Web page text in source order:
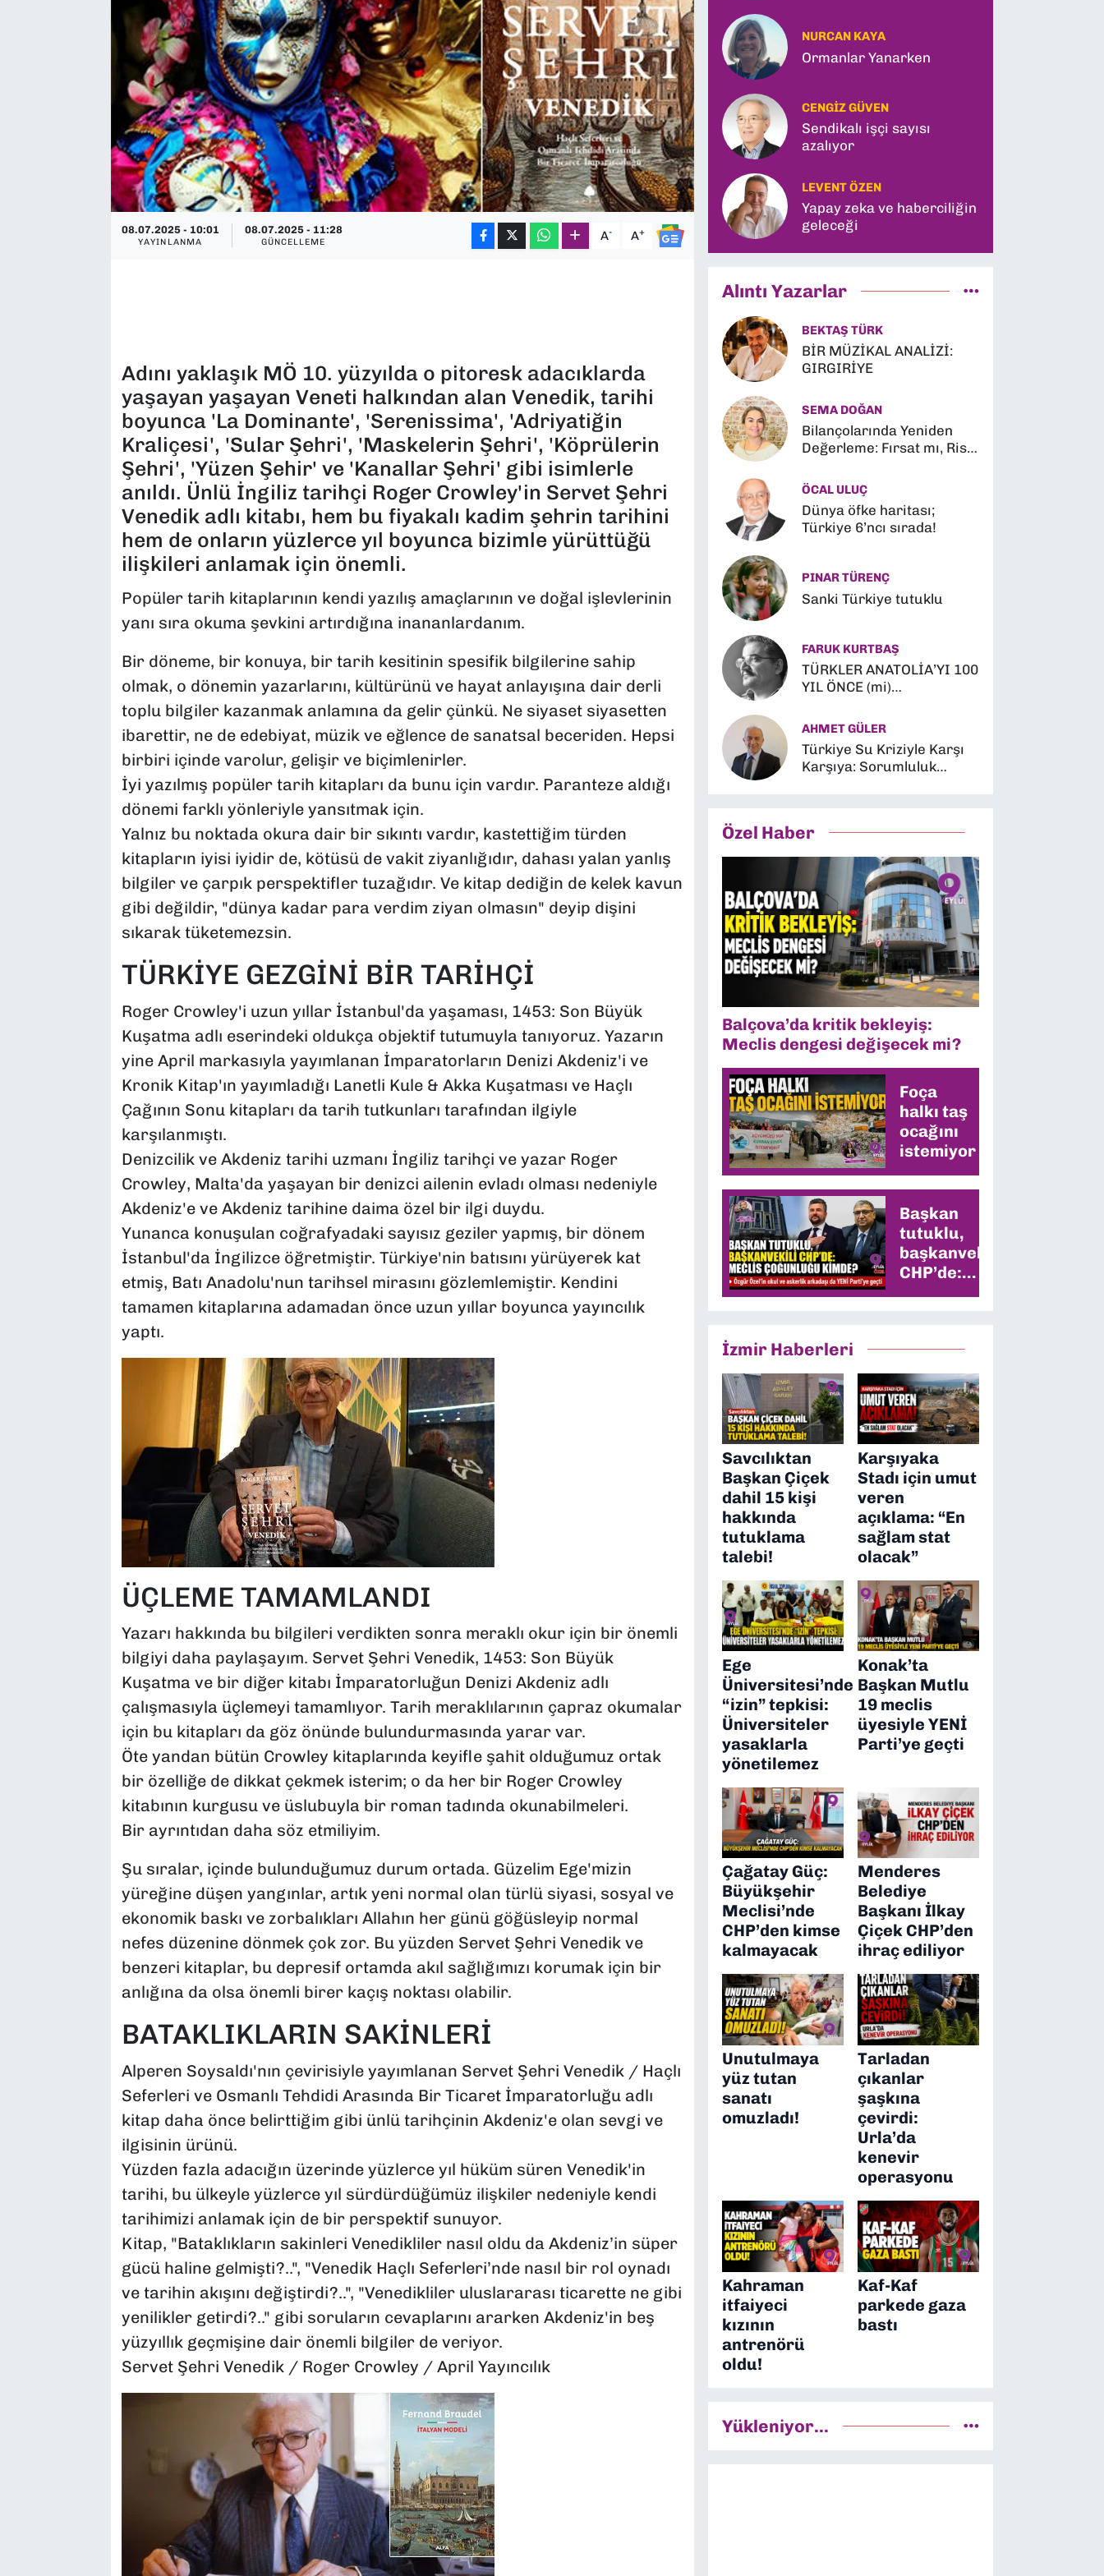
08.07.2025 - 10:01
YAYINLANMA
08.07.2025 - 11:28
GÜNCELLEME A- A+
Adını yaklaşık MÖ 10. yüzyılda o pitoresk adacıklarda
yaşayan yaşayan Veneti halkından alan Venedik, tarihi
boyunca 'La Dominante', 'Serenissima', 'Adriyatiğin
Kraliçesi', 'Sular Şehri', 'Maskelerin Şehri', 'Köprülerin
Şehri', 'Yüzen Şehir' ve 'Kanallar Şehri' gibi isimlerle
anıldı. Ünlü İngiliz tarihçi Roger Crowley'in Servet Şehri
Venedik adlı kitabı, hem bu fiyakalı kadim şehrin tarihini
hem de onların yüzlerce yıl boyunca bizimle yürüttüğü
ilişkileri anlamak için önemli.
Popüler tarih kitaplarının kendi yazılış amaçlarının ve doğal işlevlerinin
yanı sıra okuma şevkini artırdığına inananlardanım.
Bir döneme, bir konuya, bir tarih kesitinin spesifik bilgilerine sahip
olmak, o dönemin yazarlarını, kültürünü ve hayat anlayışına dair derli
toplu bilgiler kazanmak anlamına da gelir çünkü. Ne siyaset siyasetten
ibarettir, ne de edebiyat, müzik ve eğlence de sanatsal beceriden. Hepsi
birbiri içinde varolur, gelişir ve biçimlenirler.
İyi yazılmış popüler tarih kitapları da bunu için vardır. Paranteze aldığı
dönemi farklı yönleriyle yansıtmak için.
Yalnız bu noktada okura dair bir sıkıntı vardır, kastettiğim türden
kitapların iyisi iyidir de, kötüsü de vakit ziyanlığıdır, dahası yalan yanlış
bilgiler ve çarpık perspektifler tuzağıdır. Ve kitap dediğin de kelek kavun
gibi değildir, "dünya kadar para verdim ziyan olmasın" deyip dişini
sıkarak tüketemezsin.
TÜRKİYE GEZGİNİ BİR TARİHÇİ
Roger Crowley'i uzun yıllar İstanbul'da yaşaması, 1453: Son Büyük
Kuşatma adlı eserindeki oldukça objektif tutumuyla tanıyoruz. Yazarın
yine April markasıyla yayımlanan İmparatorların Denizi Akdeniz'i ve
Kronik Kitap'ın yayımladığı Lanetli Kule & Akka Kuşatması ve Haçlı
Çağının Sonu kitapları da tarih tutkunları tarafından ilgiyle
karşılanmıştı.
Denizcilik ve Akdeniz tarihi uzmanı İngiliz tarihçi ve yazar Roger
Crowley, Malta'da yaşayan bir denizci ailenin evladı olması nedeniyle
Akdeniz'e ve Akdeniz tarihine daima özel bir ilgi duydu.
Yunanca konuşulan coğrafyadaki sayısız geziler yapmış, bir dönem
İstanbul'da İngilizce öğretmiştir. Türkiye'nin batısını yürüyerek kat
etmiş, Batı Anadolu'nun tarihsel mirasını gözlemlemiştir. Kendini
tamamen kitaplarına adamadan önce uzun yıllar boyunca yayıncılık
yaptı.
ÜÇLEME TAMAMLANDI
Yazarı hakkında bu bilgileri verdikten sonra meraklı okur için bir önemli
bilgiyi daha paylaşayım. Servet Şehri Venedik, 1453: Son Büyük
Kuşatma ve bir diğer kitabı İmparatorluğun Denizi Akdeniz adlı
çalışmasıyla üçlemeyi tamamlıyor. Tarih meraklılarının çapraz okumalar
için bu kitapları da göz önünde bulundurmasında yarar var.
Öte yandan bütün Crowley kitaplarında keyifle şahit olduğumuz ortak
bir özelliğe de dikkat çekmek isterim; o da her bir Roger Crowley
kitabının kurgusu ve üslubuyla bir roman tadında okunabilmeleri.
Bir ayrıntıdan daha söz etmiliyim.
Şu sıralar, içinde bulunduğumuz durum ortada. Güzelim Ege'mizin
yüreğine düşen yangınlar, artık yeni normal olan türlü siyasi, sosyal ve
ekonomik baskı ve zorbalıkları Allahın her günü göğüsleyip normal
nefes düzenine dönmek çok zor. Bu yüzden Servet Şehri Venedik ve
benzeri kitaplar, bu depresif ortamda akıl sağlığımızı korumak için bir
anlığına da olsa önemli birer kaçış noktası olabilir.
BATAKLIKLARIN SAKİNLERİ
Alperen Soysaldı'nın çevirisiyle yayımlanan Servet Şehri Venedik / Haçlı
Seferleri ve Osmanlı Tehdidi Arasında Bir Ticaret İmparatorluğu adlı
kitap daha önce belirttiğim gibi ünlü tarihçinin Akdeniz'e olan sevgi ve
ilgisinin ürünü.
Yüzden fazla adacığın üzerinde yüzlerce yıl hüküm süren Venedik'in
tarihi, bu ülkeyle yüzlerce yıl sürdürdüğümüz ilişkiler nedeniyle kendi
tarihimizi anlamak için de bir perspektif sunuyor.
Kitap, "Bataklıkların sakinleri Venedikliler nasıl oldu da Akdeniz’in süper
gücü haline gelmişti?..", "Venedik Haçlı Seferleri’nde nasıl bir rol oynadı
ve tarihin akışını değiştirdi?..", "Venedikliler uluslararası ticarette ne gibi
yenilikler getirdi?.." gibi soruların cevaplarını ararken Akdeniz'in beş
yüzyıllık geçmişine dair önemli bilgiler de veriyor.
Servet Şehri Venedik / Roger Crowley / April Yayıncılık
NURCAN KAYA
Ormanlar Yanarken
CENGIZ GÜVEN
Sendikalı işçi sayısı
azalıyor
LEVENT ÖZEN
Yapay zeka ve haberciliğin
geleceği
Alıntı Yazarlar
BEKTAŞ TÜRK
BİR MÜZİKAL ANALİZİ:
GIRGIRİYE
SEMA DOĞAN
Bilançolarında Yeniden
Değerleme: Fırsat mı, Risk
ÖCAL ULUÇ
Dünya öfke haritası;
Türkiye 6’ncı sırada!
PINAR TÜRENÇ
Sanki Türkiye tutuklu
FARUK KURTBAŞ
TÜRKLER ANATOLİA’YI 100
YIL ÖNCE (mi)
AHMET GÜLER
Türkiye Su Kriziyle Karşı
Karşıya: Sorumluluk
Özel Haber
Balçova’da kritik bekleyiş:
Meclis dengesi değişecek mi?
Foça
halkı taş
ocağını
istemiyor
Başkan
tutuklu,
başkanvekili
CHP’de:
Meclis
İzmir Haberleri
Savcılıktan
Başkan Çiçek
dahil 15 kişi
hakkında
tutuklama
talebi!
Karşıyaka
Stadı için umut
veren
açıklama: “En
sağlam stat
olacak”
Ege
Üniversitesi’nde
“izin” tepkisi:
Üniversiteler
yasaklarla
yönetilemez
Konak’ta
Başkan Mutlu
19 meclis
üyesiyle YENİ
Parti’ye geçti
Çağatay Güç:
Büyükşehir
Meclisi’nde
CHP’den kimse
kalmayacak
Menderes
Belediye
Başkanı İlkay
Çiçek CHP’den
ihraç ediliyor
Unutulmaya
yüz tutan
sanatı
omuzladı!
Tarladan
çıkanlar
şaşkına
çevirdi:
Urla’da
kenevir
operasyonu
Kahraman
itfaiyeci
kızının
antrenörü
oldu!
Kaf-Kaf
parkede gaza
bastı
Yükleniyor...
YEREL YÖNETİMLER